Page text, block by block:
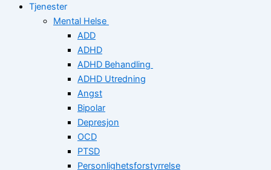
Tjenester
Mental Helse
ADD
ADHD
ADHD Behandling
ADHD Utredning
Angst
Bipolar
Depresjon
OCD
PTSD
Personlighetsforstyrrelse